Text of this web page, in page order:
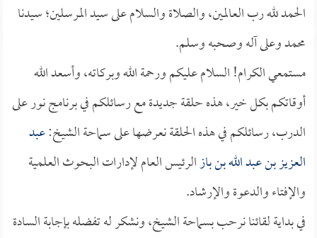
الحمد لله رب العالمين، والصلاة والسلام على سيد المرسلين؛ سيدنا
محمد وعلى آله وصحبه وسلم.
مستمعي الكرام! السلام عليكم ورحمة الله وبركاته، وأسعد الله
أوقاتكم بكل خير، هذه حلقة جديدة مع رسائلكم في برنامج نور على
الدرب، رسائلكم في هذه الحلقة نعرضها على سماحة الشيخ:عبد
العزيز بن عبد الله بن بازالرئيس العام لإدارات البحوث العلمية
والإفتاء والدعوة والإرشاد.
في بداية لقائنا نرحب بسماحة الشيخ، ونشكر له تفضله بإجابة السادة